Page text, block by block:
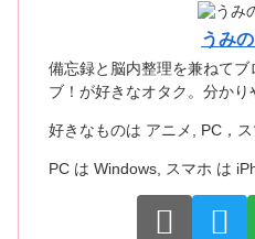
うみ
備忘録と脳内整理を兼ねて
ブ！が好きなオタク。分かり
好きなものは アニメ, PC，ス
PC は Windows, スマホ は